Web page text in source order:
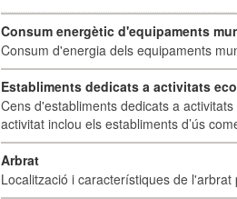
Consum energètic d'equipaments
Consum d'energia dels equipaments
Establiments dedicats a activitats
Cens d'establiments dedicats a
activitat inclou els establiments d’ús
Arbrat
Localització i característiques de l'arbrat